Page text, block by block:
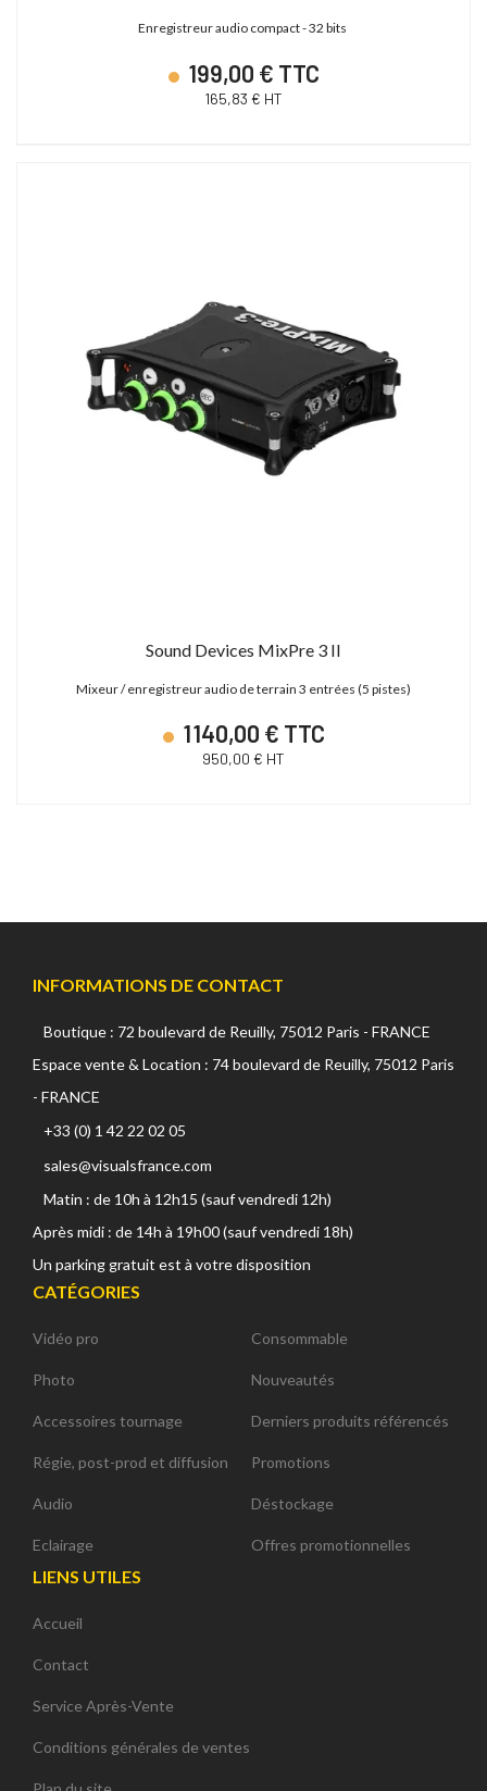
Enregistreur audio compact - 32 bits
199,00 € TTC
165,83 € HT
Sound Devices MixPre 3 II
Mixeur / enregistreur audio de terrain 3 entrées (5 pistes)
1 140,00 € TTC
950,00 € HT
INFORMATIONS DE CONTACT
Boutique : 72 boulevard de Reuilly, 75012 Paris - FRANCE
Espace vente & Location : 74 boulevard de Reuilly, 75012 Paris
- FRANCE
+33 (0) 1 42 22 02 05
sales@visualsfrance.com
Matin : de 10h à 12h15 (sauf vendredi 12h)
Après midi : de 14h à 19h00 (sauf vendredi 18h)
Un parking gratuit est à votre disposition
CATÉGORIES
Vidéo pro
Photo
Accessoires tournage
Régie, post-prod et diffusion
Audio
Eclairage
Consommable
Nouveautés
Derniers produits référencés
Promotions
Déstockage
Offres promotionnelles
LIENS UTILES
Accueil
Contact
Service Après-Vente
Conditions générales de ventes